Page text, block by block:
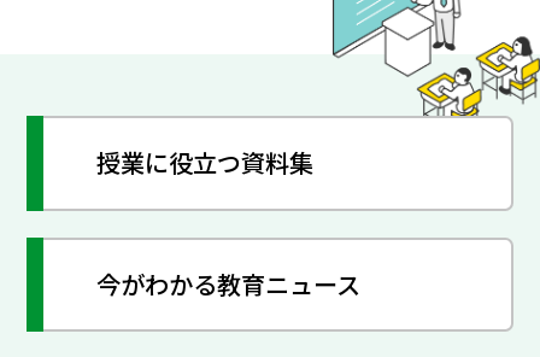
授業に役立つ資料集
今がわかる教育ニュース